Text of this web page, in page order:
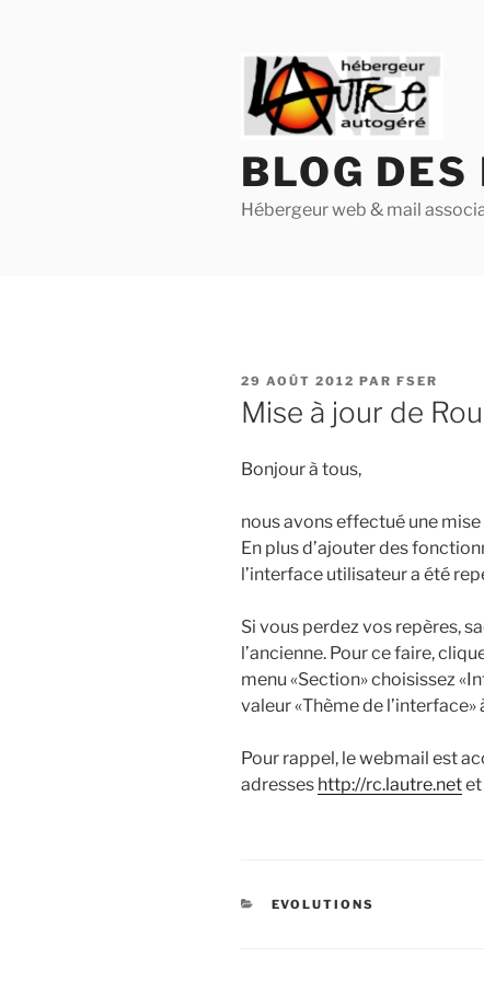
BLOG
Hébergeur web & mail
PUBLIÉ
LE
29 AOÛT 2012 PAR FSER
Mise à jour de
Bonjour à tous,
nous avons effectué une
En plus d’ajouter des
l’interface utilisateur a été
Si vous perdez vos repères,
l’ancienne. Pour ce faire,
menu «Section» choisissez
valeur «Thème de l’interface»
Pour rappel, le webmail est
adresses http://rc.lautre.netet
CATÉGORIES
EVOLUTIONS